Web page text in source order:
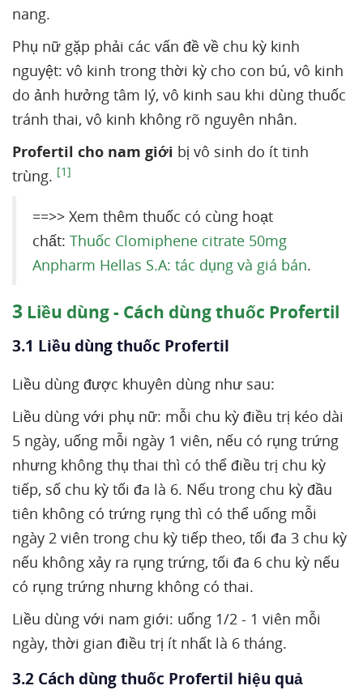
nang.
Phụ nữ gặp phải các vấn đề về chu kỳ kinh
nguyệt: vô kinh trong thời kỳ cho con bú, vô kinh
do ảnh hưởng tâm lý, vô kinh sau khi dùng thuốc
tránh thai, vô kinh không rõ nguyên nhân.
Profertil cho nam giới bị vô sinh do ít tinh
trùng. [1]
==>> Xem thêm thuốc có cùng hoạt
chất: Thuốc Clomiphene citrate 50mg
Anpharm Hellas S.A: tác dụng và giá bán.
3 Liều dùng - Cách dùng thuốc Profertil
3.1 Liều dùng thuốc Profertil
Liều dùng được khuyên dùng như sau:
Liều dùng với phụ nữ: mỗi chu kỳ điều trị kéo dài
5 ngày, uống mỗi ngày 1 viên, nếu có rụng trứng
nhưng không thụ thai thì có thể điều trị chu kỳ
tiếp, số chu kỳ tối đa là 6. Nếu trong chu kỳ đầu
tiên không có trứng rụng thì có thể uống mỗi
ngày 2 viên trong chu kỳ tiếp theo, tối đa 3 chu kỳ
nếu không xảy ra rụng trứng, tối đa 6 chu kỳ nếu
có rụng trứng nhưng không có thai.
Liều dùng với nam giới: uống 1/2 - 1 viên mỗi
ngày, thời gian điều trị ít nhất là 6 tháng.
3.2 Cách dùng thuốc Profertil hiệu quả